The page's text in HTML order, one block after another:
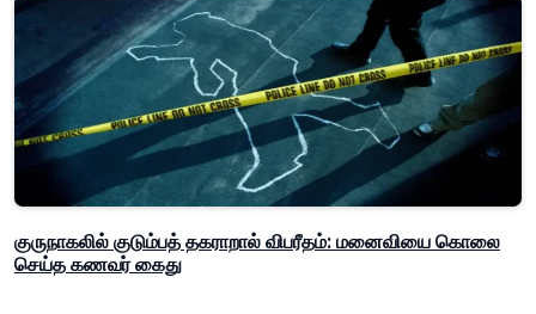
குருநாகலில் குடும்பத் தகராறால் விபரீதம்: மனைவியை கொலை
செய்த கணவர் கைது